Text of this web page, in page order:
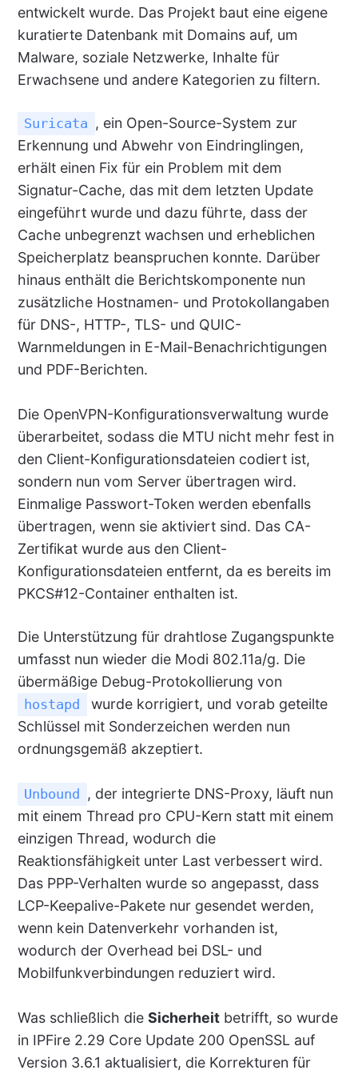
entwickelt wurde. Das Projekt baut eine eigene
kuratierte Datenbank mit Domains auf, um
Malware, soziale Netzwerke, Inhalte für
Erwachsene und andere Kategorien zu filtern.
Suricata , ein Open-Source-System zur
Erkennung und Abwehr von Eindringlingen,
erhält einen Fix für ein Problem mit dem
Signatur-Cache, das mit dem letzten Update
eingeführt wurde und dazu führte, dass der
Cache unbegrenzt wachsen und erheblichen
Speicherplatz beanspruchen konnte. Darüber
hinaus enthält die Berichtskomponente nun
zusätzliche Hostnamen- und Protokollangaben
für DNS-, HTTP-, TLS- und QUIC-
Warnmeldungen in E-Mail-Benachrichtigungen
und PDF-Berichten.
Die OpenVPN-Konfigurationsverwaltung wurde
überarbeitet, sodass die MTU nicht mehr fest in
den Client-Konfigurationsdateien codiert ist,
sondern nun vom Server übertragen wird.
Einmalige Passwort-Token werden ebenfalls
übertragen, wenn sie aktiviert sind. Das CA-
Zertifikat wurde aus den Client-
Konfigurationsdateien entfernt, da es bereits im
PKCS#12-Container enthalten ist.
Die Unterstützung für drahtlose Zugangspunkte
umfasst nun wieder die Modi 802.11a/g. Die
übermäßige Debug-Protokollierung von
hostapd
wurde korrigiert, und vorab geteilte
Schlüssel mit Sonderzeichen werden nun
ordnungsgemäß akzeptiert.
Unbound
, der integrierte DNS-Proxy, läuft nun
mit einem Thread pro CPU-Kern statt mit einem
einzigen Thread, wodurch die
Reaktionsfähigkeit unter Last verbessert wird.
Das PPP-Verhalten wurde so angepasst, dass
LCP-Keepalive-Pakete nur gesendet werden,
wenn kein Datenverkehr vorhanden ist,
wodurch der Overhead bei DSL- und
Mobilfunkverbindungen reduziert wird.
Was schließlich die Sicherheitbetrifft, so wurde
in IPFire 2.29 Core Update 200 OpenSSL auf
Version 3.6.1 aktualisiert, die Korrekturen für